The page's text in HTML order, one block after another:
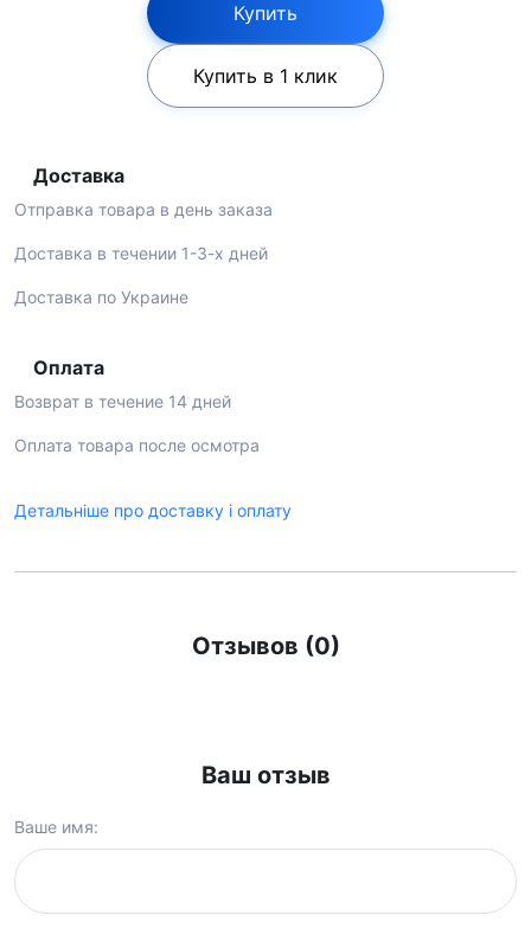
Купить
Купить в 1 клик
Доставка
Отправка товара в день заказа
Доставка в течении 1-3-х дней
Доставка по Украине
Оплата
Возврат в течение 14 дней
Оплата товара после осмотра
Детальніше про доставку і оплату
Отзывов (0)
Ваш отзыв
Ваше имя: